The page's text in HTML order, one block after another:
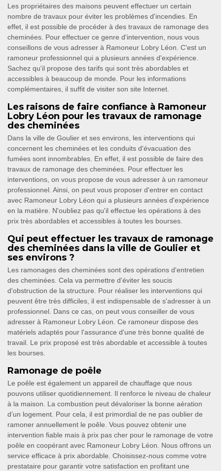
Les propriétaires des maisons peuvent effectuer un certain
nombre de travaux pour éviter les problèmes d'incendies. En
effet, il est possible de procéder à des travaux de ramonage des
cheminées. Pour effectuer ce genre d'intervention, nous vous
conseillons de vous adresser à Ramoneur Lobry Léon. C'est un
ramoneur professionnel qui a plusieurs années d'expérience.
Sachez qu'il propose des tarifs qui sont très abordables et
accessibles à beaucoup de monde. Pour les informations
complémentaires, il suffit de visiter son site Internet.
Les raisons de faire confiance à Ramoneur
Lobry Léon pour les travaux de ramonage
des cheminées
Dans la ville de Goulier et ses environs, les interventions qui
concernent les cheminées et les conduits d'évacuation des
fumées sont innombrables. En effet, il est possible de faire des
travaux de ramonage des cheminées. Pour effectuer les
interventions, on vous propose de vous adresser à un ramoneur
professionnel. Ainsi, on peut vous proposer d'entrer en contact
avec Ramoneur Lobry Léon qui a plusieurs années d'expérience
en la matière. N'oubliez pas qu'il effectue les opérations à des
prix très abordables et accessibles à toutes les bourses.
Qui peut effectuer les travaux de ramonage
des cheminées dans la ville de Goulier et
ses environs ?
Les ramonages des cheminées sont des opérations d'entretien
des cheminées. Cela va permettre d'éviter les soucis
d'obstruction de la structure. Pour réaliser les interventions qui
peuvent être très difficiles, il est indispensable de s'adresser à un
professionnel. Dans ce cas, on peut vous conseiller de vous
adresser à Ramoneur Lobry Léon. Ce ramoneur dispose des
matériels adaptés pour l'assurance d'une très bonne qualité de
travail. Le prix proposé est très abordable et accessible à toutes
les bourses.
Ramonage de poêle
Le poêle est également un appareil de chauffage que nous
pouvons utiliser quotidiennement. Il renforce le niveau de chaleur
à la maison. La combustion peut dévaloriser la bonne aération
d’un logement. Pour cela, il est primordial de ne pas oublier de
ramoner annuellement le poêle. Vous pouvez obtenir une
intervention fiable mais à prix pas cher pour le ramonage de votre
poêle en coopérant avec Ramoneur Lobry Léon. Nous offrons un
service efficace à prix abordable. Choisissez-nous comme votre
prestataire pour garantir votre satisfaction en profitant une